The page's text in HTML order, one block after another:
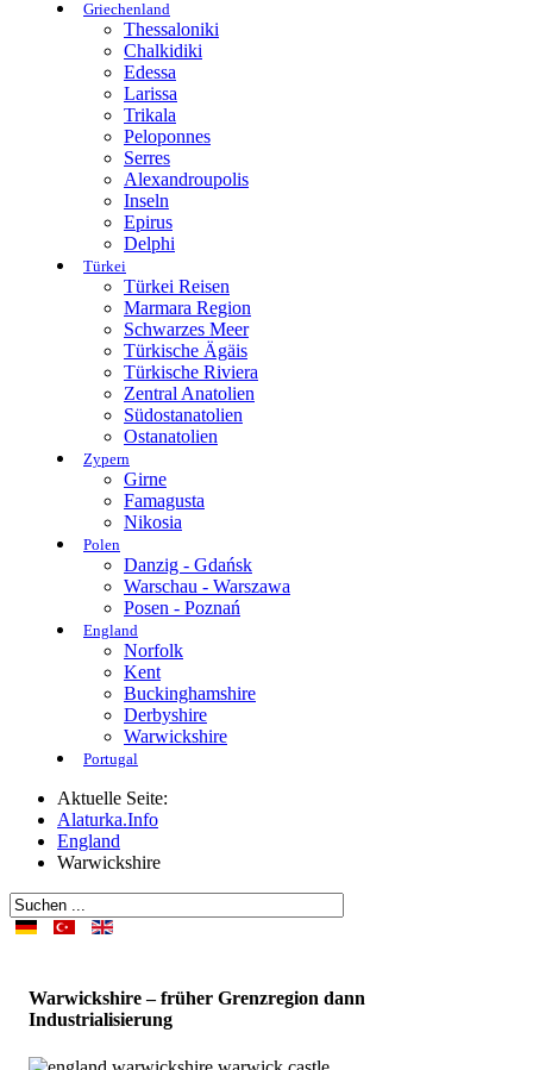
Griechenland
Thessaloniki
Chalkidiki
Edessa
Larissa
Trikala
Peloponnes
Serres
Alexandroupolis
Inseln
Epirus
Delphi
Türkei
Türkei Reisen
Marmara Region
Schwarzes Meer
Türkische Ägäis
Türkische Riviera
Zentral Anatolien
Südostanatolien
Ostanatolien
Zypern
Girne
Famagusta
Nikosia
Polen
Danzig - Gdańsk
Warschau - Warszawa
Posen - Poznań
England
Norfolk
Kent
Buckinghamshire
Derbyshire
Warwickshire
Portugal
Aktuelle Seite:
Alaturka.Info
England
Warwickshire
Warwickshire – früher Grenzregion dann
Industrialisierung